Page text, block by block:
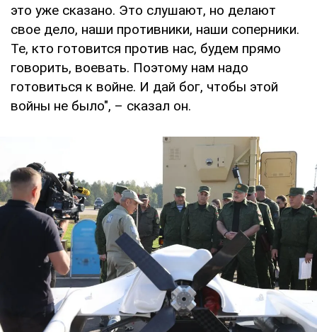
это уже сказано. Это слушают, но делают
свое дело, наши противники, наши соперники.
Те, кто готовится против нас, будем прямо
говорить, воевать. Поэтому нам надо
готовиться к войне. И дай бог, чтобы этой
войны не было", – сказал он.